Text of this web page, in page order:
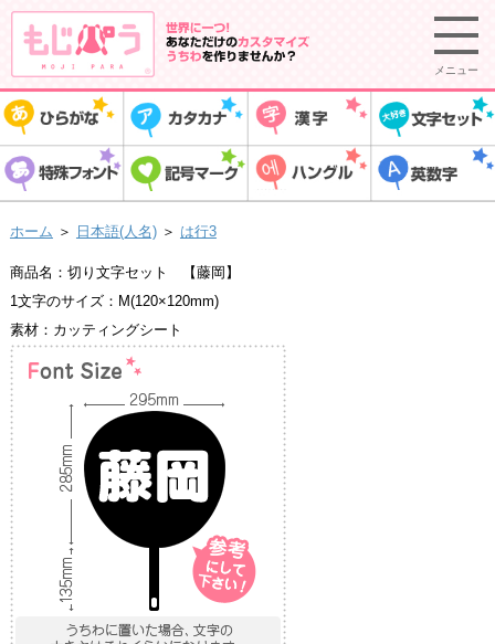
メニュー
ホーム ＞ 日本語(人名) ＞ は行3
商品名：切り文字セット 【藤岡】
1文字のサイズ：M(120×120mm)
素材：カッティングシート